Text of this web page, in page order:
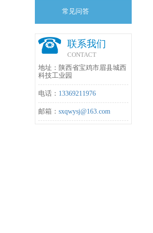
常见问答
联系我们
CONTACT
地址：陕西省宝鸡市眉县城西
科技工业园
电话： 13369211976
邮箱： sxqwysj@163.com